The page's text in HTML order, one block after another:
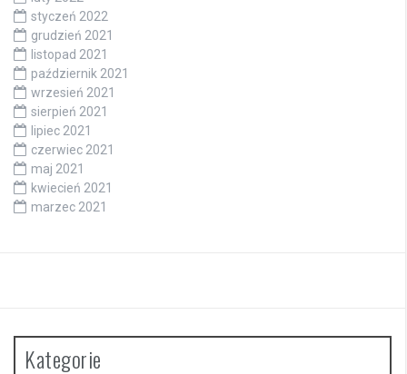
styczeń 2022
grudzień 2021
listopad 2021
październik 2021
wrzesień 2021
sierpień 2021
lipiec 2021
czerwiec 2021
maj 2021
kwiecień 2021
marzec 2021
Kategorie